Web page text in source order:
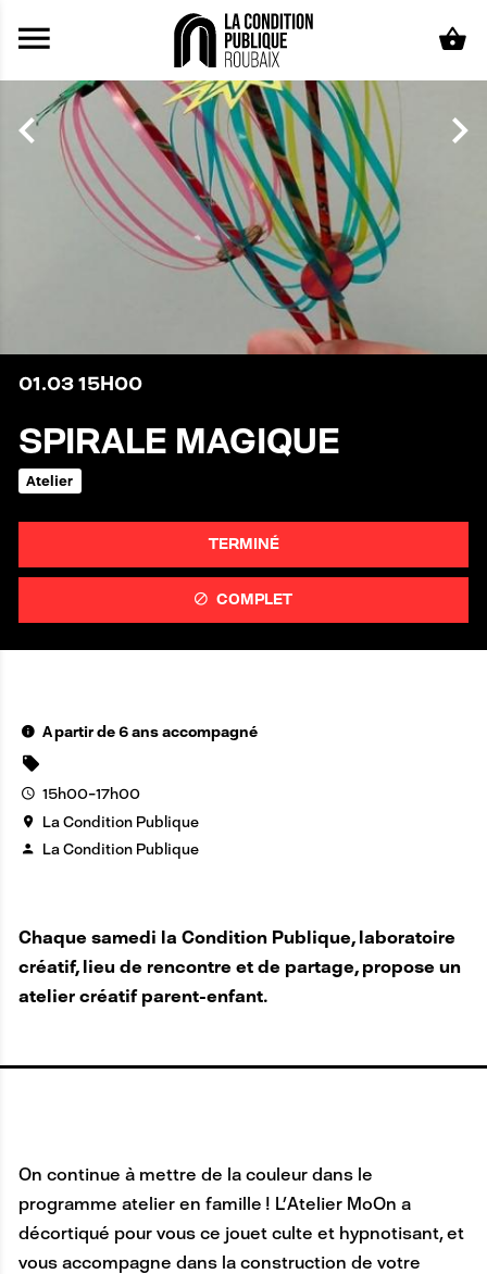
Aller au contenu principal
01.0315H00
SPIRALE MAGIQUE
Atelier
TERMINÉ
COMPLET
A partir de 6 ans accompagné
15h00-17h00
La Condition Publique
La Condition Publique
Chaque samedi la Condition Publique, laboratoire
créatif, lieu de rencontre et de partage, propose un
atelier créatif parent-enfant.
On continue à mettre de la couleur dans le
programme atelier en famille ! L’Atelier MoOn a
décortiqué pour vous ce jouet culte et hypnotisant, et
vous accompagne dans la construction de votre